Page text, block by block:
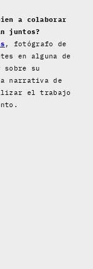
a colaborar
juntos?
, fotógrafo de
en alguna de
su
narrativa de
el trabajo